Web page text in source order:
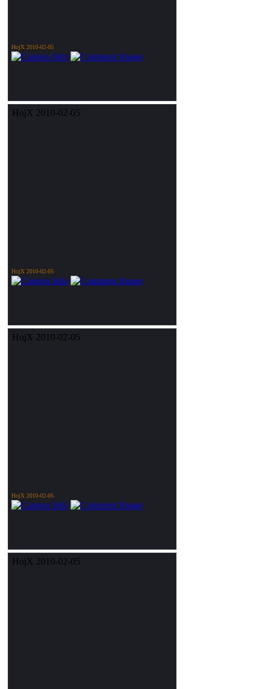
HojX 2010-02-05
HojX 2010-02-05
HojX 2010-02-05
HojX 2010-02-05
HojX 2010-02-05
HojX 2010-02-05